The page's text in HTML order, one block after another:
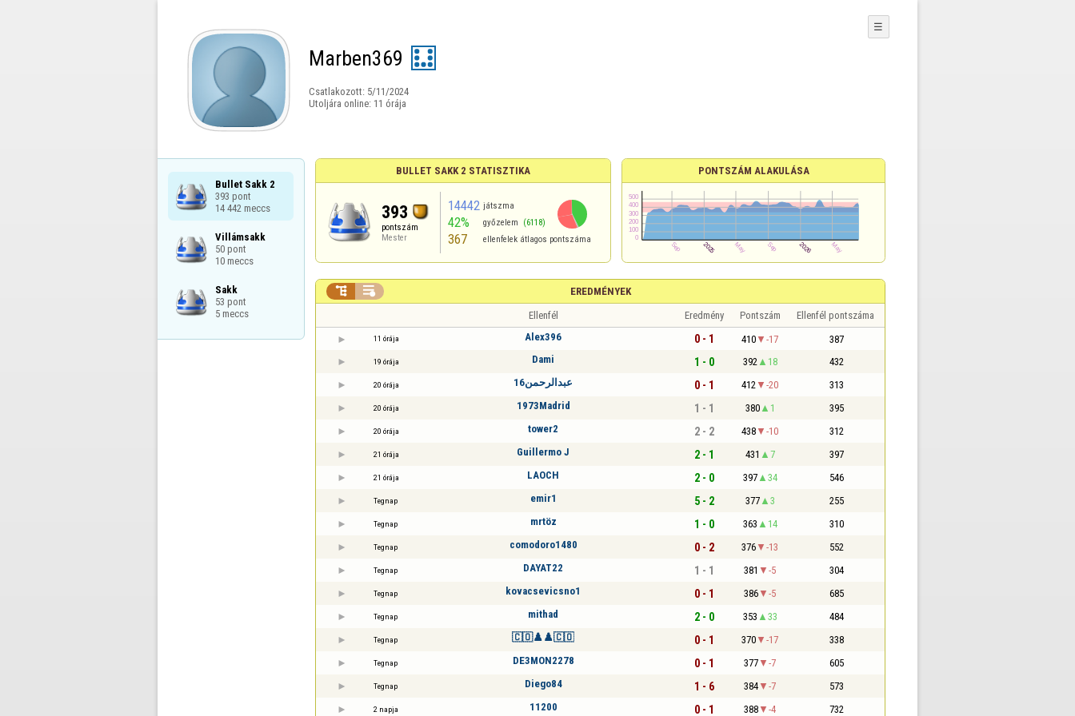
Marben369
Csatlakozott: 5/11/2024
Utoljára online: 11 órája
☰
Bullet Sakk 2
393 pont
14 442 meccs
Villámsakk
50 pont
10 meccs
Sakk
53 pont
5 meccs
BULLET SAKK 2 STATISZTIKA
393
pontszám
Mester
14442 játszma
42% győzelem (6118)
367 ellenfelek átlagos pontszáma
PONTSZÁM ALAKULÁSA
EREDMÉNYEK
 
Ellenfél Eredmény Pontszám Ellenfél pontszáma
11 órája Alex396 0 - 1 410 -17 387
19 órája Dami 1 - 0 392 18 432
20 órája عبدالرحمن16 0 - 1 412 -20 313
20 órája 1973Madrid 1 - 1 380 1 395
20 órája tower2 2 - 2 438 -10 312
21 órája Guillermo J 2 - 1 431 7 397
21 órája LAOCH 2 - 0 397 34 546
Tegnap emir1 5 - 2 377 3 255
Tegnap mrtöz 1 - 0 363 14 310
Tegnap comodoro1480 0 - 2 376 -13 552
Tegnap DAYAT22 1 - 1 381 -5 304
Tegnap kovacsevicsno1 0 - 1 386 -5 685
Tegnap mithad 2 - 0 353 33 484
Tegnap 🇨🇴♟️♟️🇨🇴 0 - 1 370 -17 338
Tegnap DE3MON2278 0 - 1 377 -7 605
Tegnap Diego84 1 - 6 384 -7 573
2 napja 11200 0 - 1 388 -4 732